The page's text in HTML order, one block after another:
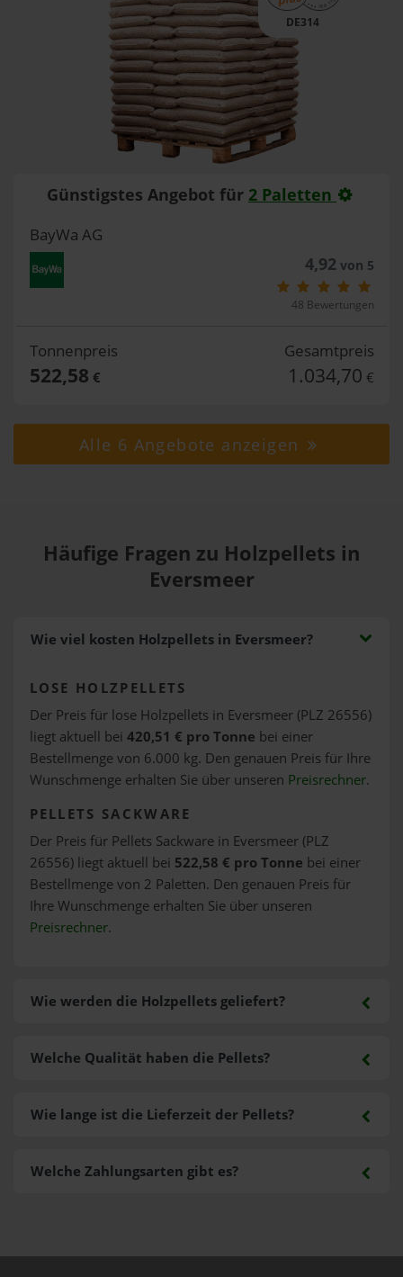
DE314
Günstigstes Angebot für 2 Paletten
BayWa AG
4,92von 5
48 Bewertungen
Tonnenpreis
522,58 €
Gesamtpreis
1.034,70 €
Alle 6 Angebote anzeigen
Häufige Fragen zu Holzpellets in
Eversmeer
Wie viel kosten Holzpellets in Eversmeer?
LOSE HOLZPELLETS
Der Preis für lose Holzpellets in Eversmeer (PLZ 26556)
liegt aktuell bei 420,51 € pro Tonne bei einer
Bestellmenge von 6.000 kg. Den genauen Preis für Ihre
Wunschmenge erhalten Sie über unseren Preisrechner.
PELLETS SACKWARE
Der Preis für Pellets Sackware in Eversmeer (PLZ
26556) liegt aktuell bei 522,58 € pro Tonne bei einer
Bestellmenge von 2 Paletten. Den genauen Preis für
Ihre Wunschmenge erhalten Sie über unseren
Preisrechner.
Wie werden die Holzpellets geliefert?
Welche Zahlungsarten gibt es?
Welche Qualität haben die Pellets?
Wie lange ist die Lieferzeit der Pellets?